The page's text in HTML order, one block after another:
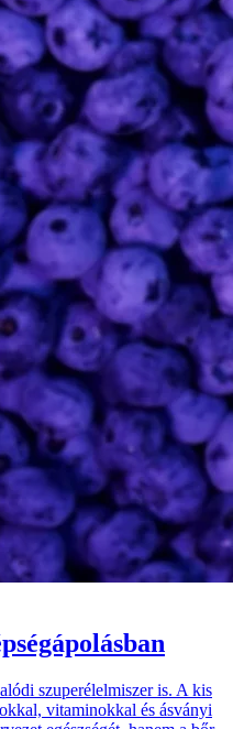
szuperélelmiszer is. A kis
vitaminokkal és ásványi